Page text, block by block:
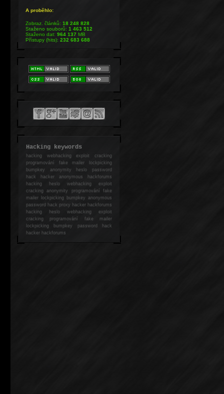
A proběhlo:
Zobraz. článků:18 248 828
Staženo souborů:1 463 512
Staženo dat:964 137MB
Přístupy (hits):232 683 688
Hacking keywords
hackingwebhacking exploit cracking
programování fake mailer lockpicking
bumpkey anonymity heslo password
hackhacker anonymous hackforums
hackingheslo webhacking exploit
cracking anonymity programování fake
mailer lockpicking bumpkey anonymous
password hack proxy hacker hackforums
hacking heslo webhacking exploit
cracking programování fake mailer
lockpicking bumpkey password hack
hackerhackforums